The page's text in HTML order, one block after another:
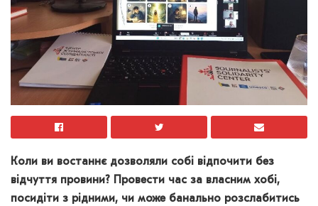
Коли ви востаннє дозволяли собі відпочити без
відчуття провини? Провести час за власним хобі,
посидіти з рідними, чи може банально розслабитись